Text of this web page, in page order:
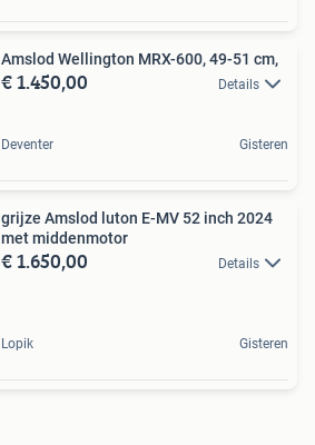
Amslod Wellington MRX-600, 49-51 cm,
€ 1.450,00 Details
Deventer Gisteren
grijze Amslod luton E-MV 52 inch 2024
met middenmotor
€ 1.650,00 Details
Lopik Gisteren